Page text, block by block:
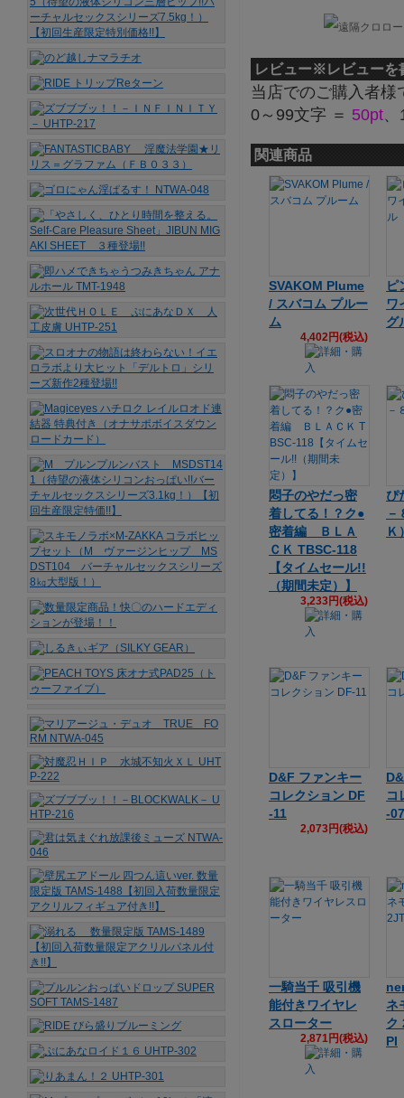
レビュー※レビューを
当店でのご購入者
0～99文字 ＝ 50pt
関連商品
SVAKOM Plume
/ スバコム プルー
ム
4,402円(税込)
ピ
ワ
グ
悶子のやだっ密
着してる！？ク●
密着編 ＢＬＡ
ＣＫ TBSC-118
【タイムセール!!
（期間未定）】
3,233円(税込)
ぴ
－
Ｋ
D&F ファンキー
コレクション DF
-11
2,073円(税込)
コ
-07
一騎当千 吸引機
能付きワイヤレ
スローター
2,871円(税込)
ネ
ク
PI